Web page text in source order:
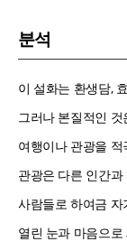
분석
이 설화는 환생담,
그러나 본질적인
여행이나 관광을
관광은 다른 인간
사람들로 하여금
열린 눈과 마음으로